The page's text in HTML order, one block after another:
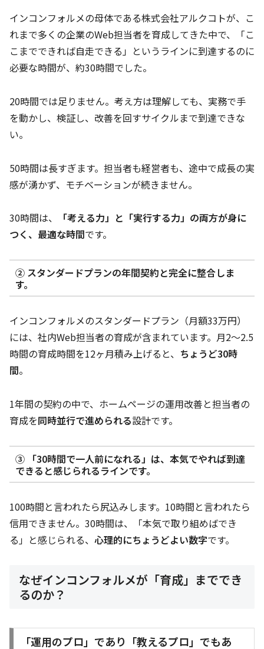
インコンフォルメの母体である株式会社アルクコトが、こ
れまで多くの企業のWeb担当者を育成してきた中で、「こ
こまでできれば自走できる」というラインに到達するのに
必要な時間が、約30時間でした。
20時間では足りません。考え方は理解しても、実務で手
を動かし、検証し、改善を回すサイクルまで到達できな
い。
50時間は長すぎます。担当者も経営者も、途中で成長の実
感が湧かず、モチベーションが続きません。
30時間は、
「考える力」と「実行する力」の両方が身に
つく、最適な時間です。
② スタンダードプランの年間契約と完全に整合しま
す。
インコンフォルメのスタンダードプラン（月額33万円）
には、社内Web担当者の育成が含まれています。月2〜2.5
時間の育成時間を12ヶ月積み上げると、 ちょうど30時
間。
1年間の契約の中で、ホームページの運用改善と担当者の
育成を同時並行で進められる設計です。
③ 「30時間で一人前になれる」は、本気でやれば到達
できると感じられるラインです。
100時間と言われたら尻込みします。10時間と言われたら
信用できません。30時間は、「本気で取り組めばでき
る」と感じられる、 心理的にちょうどよい数字です。
なぜインコンフォルメが「育成」まででき
るのか？
「運用のプロ」であり「教えるプロ」でもあ